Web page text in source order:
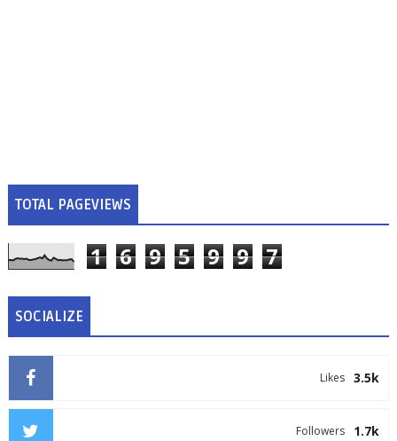
TOTAL PAGEVIEWS
1 6 9 5 9 9 7
SOCIALIZE
3.5k
Likes
1.7k
Followers